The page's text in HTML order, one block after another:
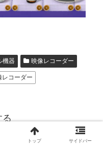
機器 映像レコーダー
レコーダー
る
はてブ
トップ サイドバー